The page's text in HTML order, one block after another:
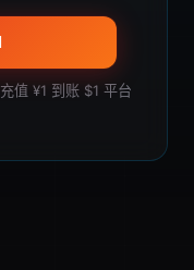
值 ¥1 到账 $1 平台